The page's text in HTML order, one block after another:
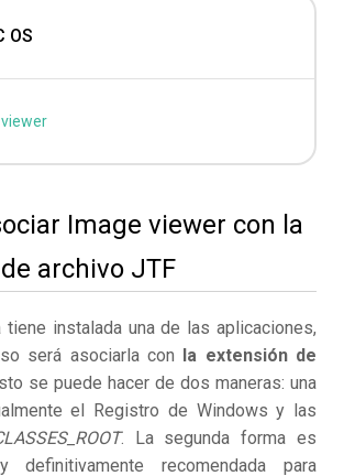
OS
Image viewer con la
archivo JTF
instalada una de las aplicaciones,
será asociarla con la extensión de
se puede hacer de dos maneras: una
el Registro de Windows y las
. La segunda forma es
recomendada para